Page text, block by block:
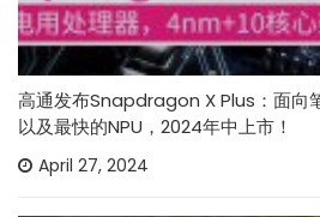
高通发布Snapdragon X Plus：面向
以及最快的NPU，2024年中上市！
April 27, 2024